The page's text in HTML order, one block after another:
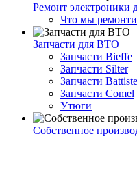
Ремонт электроники
Что мы
Запчасти для ВТО
Запчасти Bieffe
Запчасти Silter
Запчасти
Запчасти Comel
Утюги
Собственное